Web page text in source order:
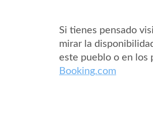
Si tienes pensado
mirar la
este pueblo o en los
Booking.com